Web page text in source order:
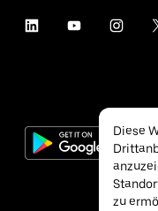
Diese
zu